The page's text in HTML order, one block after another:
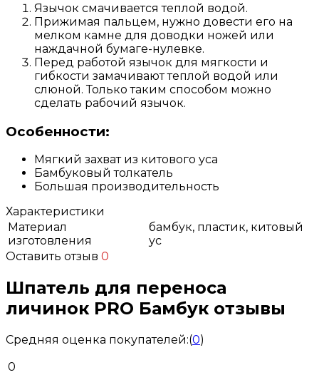
Язычок смачивается теплой водой.
Прижимая пальцем, нужно довести его на
мелком камне для доводки ножей или
наждачной бумаге-нулевке.
Перед работой язычок для мягкости и
гибкости замачивают теплой водой или
слюной. Только таким способом можно
сделать рабочий язычок.
Особенности:
Мягкий захват из китового уса
Бамбуковый толкатель
Большая производительность
Характеристики
Материал
изготовления
бамбук, пластик, китовый
ус
Оставить отзыв 0
Шпатель для переноса
личинок PRO Бамбук отзывы
Средняя оценка покупателей:(0)
0